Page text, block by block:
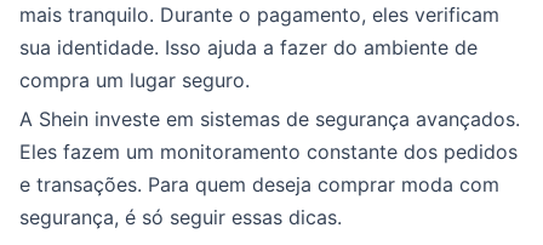
mais tranquilo. Durante o pagamento, eles verificam
sua identidade. Isso ajuda a fazer do ambiente de
compra um lugar seguro.
A Shein investe em sistemas de segurança avançados.
Eles fazem um monitoramento constante dos pedidos
e transações. Para quem deseja comprar moda com
segurança, é só seguir essas dicas.